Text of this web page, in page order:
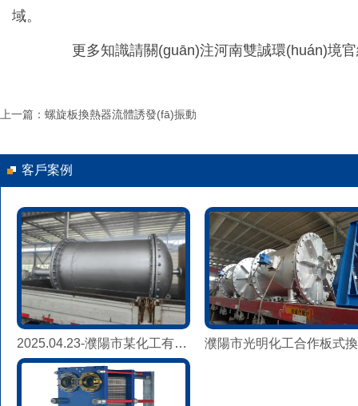
域。
更多知識請關(guān)注河南雙誠環(huán)境
上一篇：螺旋板換熱器流體誘發(fā)振動
客戶案例
2025.04.23-濮陽市某化工有限公司列板換熱器KLC0.5-60發(fā)貨